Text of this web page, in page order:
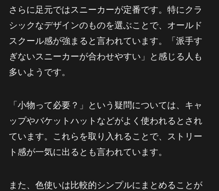
さらに足元ではスニーカーが定番です。特にクラ
シックなデザインのものを選ぶことで、オールド
スクール感が強まると言われています。「派手す
ぎないスニーカーが合わせやすい」と感じる人も
多いようです。
「小物って必要？」という疑問については、キャ
ップやバケットハットなどがよく使われるとされ
ています。これらを取り入れることで、ストリー
ト感が一気に出るとも言われています。
また、色使いは比較的シンプルにまとめることが